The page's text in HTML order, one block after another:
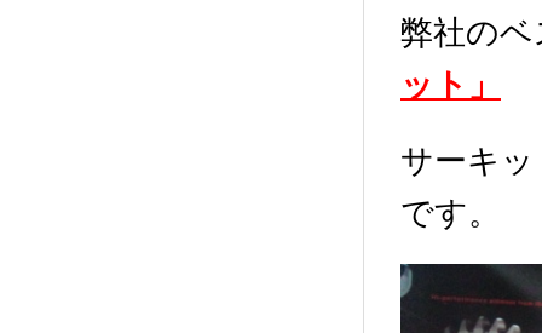
弊社の
ット」
サーキ
です。